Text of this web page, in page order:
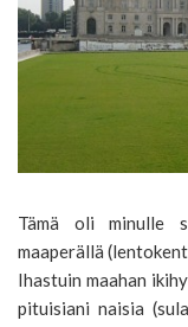
Tämä oli minulle
maaperällä
Ihastuin maahan
pituisiani naisia